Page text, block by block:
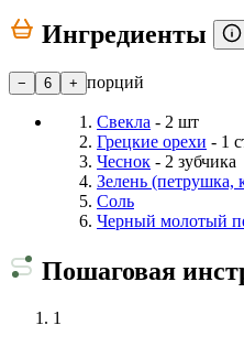
Ингредиенты
− 6 + порций
Свекла - 2 шт
Грецкие орехи - 1
Чеснок - 2 зубчика
Зелень (петрушка,
Соль
Черный молотый
Пошаговая
1